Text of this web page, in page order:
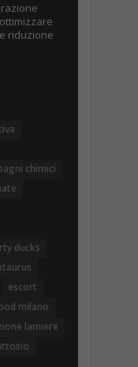
riduzione
chimici
ducks
escort
milano
lamiere